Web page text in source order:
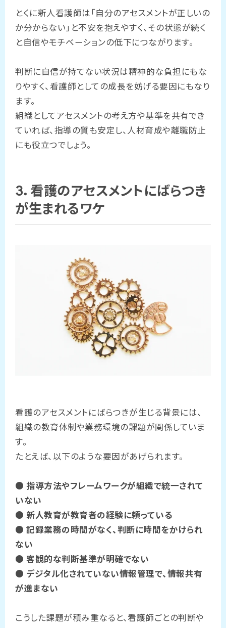
とくに新人看護師は「自分のアセスメントが正しいの
か分からない」と不安を抱えやすく、その状態が続く
と自信やモチベーションの低下につながります。
判断に自信が持てない状況は精神的な負担にもな
りやすく、看護師としての成長を妨げる要因にもなり
ます。
組織としてアセスメントの考え方や基準を共有でき
ていれば、指導の質も安定し、人材育成や離職防止
にも役立つでしょう。
3．看護のアセスメントにばらつき
が生まれるワケ
看護のアセスメントにばらつきが生じる背景には、
組織の教育体制や業務環境の課題が関係していま
す。
たとえば、以下のような要因があげられます。
● 指導方法やフレームワークが組織で統一されて
いない
● 新人教育が教育者の経験に頼っている
● 記録業務の時間がなく、判断に時間をかけられ
ない
● 客観的な判断基準が明確でない
● デジタル化されていない情報管理で、情報共有
が進まない
こうした課題が積み重なると、看護師ごとの判断や